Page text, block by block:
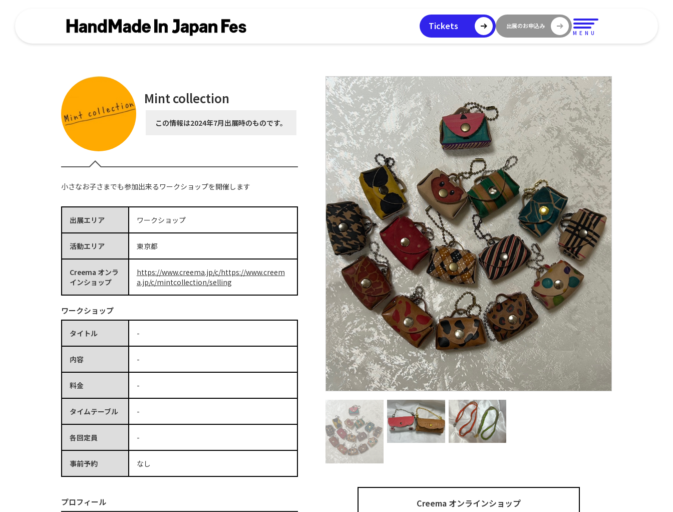
Tickets 出展のお申込み
MENU
Mint collection
この情報は2024年7月出展時のものです。
小さなお子さまでも参加出来るワークショップを開催します
出展エリア ワークショップ
活動エリア 東京都
Creema オンラ
インショップ
https://www.creema.jp/c/https://www.creem
a.jp/c/mintcollection/selling
ワークショップ
タイトル -
内容 -
料金 -
タイムテーブル -
各回定員 -
事前予約 なし
プロフィール Creema オンラインショップ